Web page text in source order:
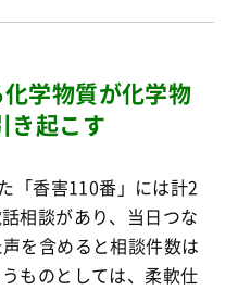
化学物質が化学物
き起こす
「香害110番」には計2
相談があり、当日つな
を含めると相談件数は
ものとしては、柔軟仕